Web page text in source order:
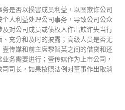
是否以损害成员利益，以图欺诈公司
人利益处理公司事务，导致公司公众
对公司成员或债权人作出欺诈失当行
充分和及时的披露；高级人员是否无
传媒和前主席黎智英之间的借贷和还
务需要进行；壹传媒作为上市公司，
司长，如果按照法例对董事作出取消